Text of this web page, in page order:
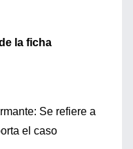
la ficha
Se refiere a
el caso